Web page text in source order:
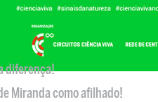
diferença!
Miranda como afilhado!